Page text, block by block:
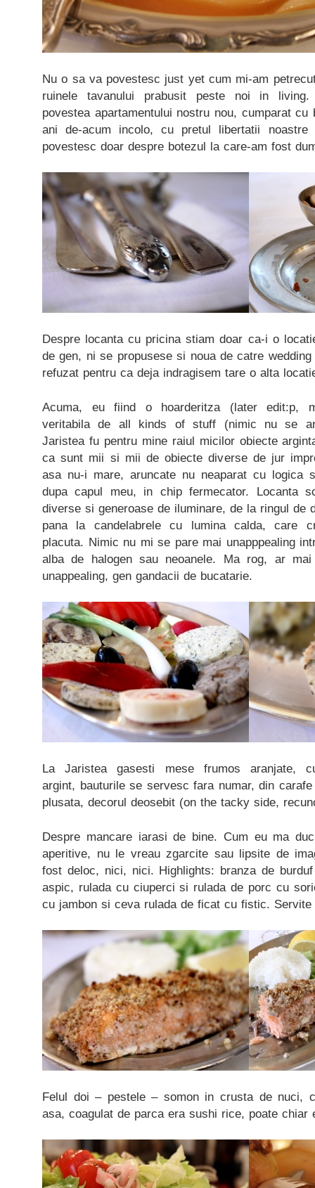
Nu o sa va povestesc just yet cum mi-am
ruinele tavanului prabusit peste noi in
povestea apartamentului nostru nou, cumparat
ani de-acum incolo, cu pretul libertatii
povestesc doar despre botezul la care-am fost
Despre locanta cu pricina stiam doar ca-i o
de gen, ni se propusese si noua de catre
refuzat pentru ca deja indragisem tare o alta
Acuma, eu fiind o hoarderitza (later edit:p,
veritabila de all kinds of stuff (nimic nu se
Jaristea fu pentru mine raiul micilor obiecte
ca sunt mii si mii de obiecte diverse de jur
asa nu-i mare, aruncate nu neaparat cu logica
dupa capul meu, in chip fermecator. Locanta
diverse si generoase de iluminare, de la ringul de
pana la candelabrele cu lumina calda, care
placuta. Nimic nu mi se pare mai unapppealing
alba de halogen sau neoanele. Ma rog, ar
unappealing, gen gandacii de bucatarie.
La Jaristea gasesti mese frumos aranjate,
argint, bauturile se servesc fara numar, din
plusata, decorul deosebit (on the tacky side,
Despre mancare iarasi de bine. Cum eu ma
aperitive, nu le vreau zgarcite sau lipsite de
fost deloc, nici, nici. Highlights: branza de
aspic, rulada cu ciuperci si rulada de porc cu
cu jambon si ceva rulada de ficat cu fistic.
Felul doi – pestele – somon in crusta de nuci,
asa, coagulat de parca era sushi rice, poate chiar